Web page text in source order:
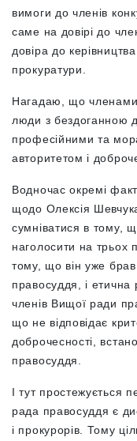
вимоги до членів
саме на довірі до
довіра до
прокуратури.
Нагадаю, що членами
люди з бездоганною
професійними та
авторитетом і
Водночас окремі
щодо Олексія
сумніватися в тому,
наголосити на трьох
тому, що він уже
правосуддя, і етична
членів Вищої ради
що не відповідає
доброчесності,
правосуддя.
І тут простежується
рада правосуддя є
і прокурорів. Тому